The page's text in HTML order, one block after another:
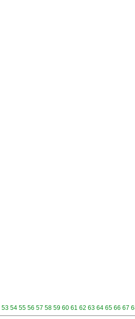
53 54 55 56 57 58 59 60 61 62 63 64 65 66 67